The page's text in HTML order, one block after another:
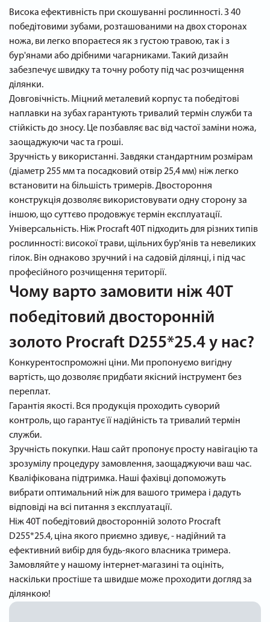
Висока ефективність при скошуванні рослинності. З 40
победітовими зубами, розташованими на двох сторонах
ножа, ви легко впораєтеся як з густою травою, так і з
бур'янами або дрібними чагарниками. Такий дизайн
забезпечує швидку та точну роботу під час розчищення
ділянки.
Довговічність. Міцний металевий корпус та победітові
наплавки на зубах гарантують тривалий термін служби та
стійкість до зносу. Це позбавляє вас від частої заміни ножа,
заощаджуючи час та гроші.
Зручність у використанні. Завдяки стандартним розмірам
(діаметр 255 мм та посадковий отвір 25,4 мм) ніж легко
встановити на більшість тримерів. Двостороння
конструкція дозволяє використовувати одну сторону за
іншою, що суттєво продовжує термін експлуатації.
Універсальність. Ніж Procraft 40T підходить для різних типів
рослинності: високої трави, щільних бур'янів та невеликих
гілок. Він однаково зручний і на садовій ділянці, і під час
професійного розчищення території.
Чому варто замовити ніж 40T
победітовий двосторонній
золото Procraft D255*25.4 у нас?
Конкурентоспроможні ціни. Ми пропонуємо вигідну
вартість, що дозволяє придбати якісний інструмент без
переплат.
Гарантія якості. Вся продукція проходить суворий
контроль, що гарантує її надійність та тривалий термін
служби.
Зручність покупки. Наш сайт пропонує просту навігацію та
зрозумілу процедуру замовлення, заощаджуючи ваш час.
Кваліфікована підтримка. Наші фахівці допоможуть
вибрати оптимальний ніж для вашого тримера і дадуть
відповіді на всі питання з експлуатації.
Ніж 40T победітовий двосторонній золото Procraft
D255*25.4, ціна якого приємно здивує, - надійний та
ефективний вибір для будь-якого власника тримера.
Замовляйте у нашому інтернет-магазині та оцініть,
наскільки простіше та швидше може проходити догляд за
ділянкою!